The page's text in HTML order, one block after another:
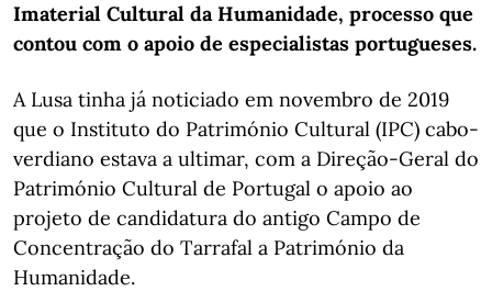
Imaterial Cultural da Humanidade, processo que
contou com o apoio de especialistas portugueses.
A Lusa tinha já noticiado em novembro de 2019
que o Instituto do Património Cultural (IPC) cabo-
verdiano estava a ultimar, com a Direção-Geral do
Património Cultural de Portugal o apoio ao
projeto de candidatura do antigo Campo de
Concentração do Tarrafal a Património da
Humanidade.